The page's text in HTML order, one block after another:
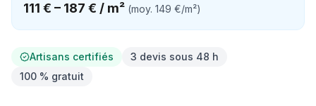
111 € – 187 € / m² (moy. 149 €/m²)
Artisans certifiés
3 devis sous 48 h
100 % gratuit